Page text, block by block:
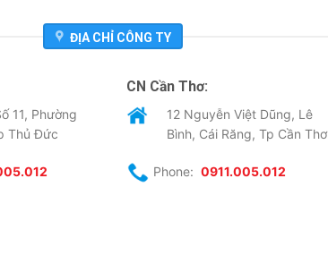
ĐỊA CHỈ CÔNG TY
11, Phường
Thủ Đức
CN Cần Thơ:
12 Nguyễn Việt Dũng, Lê
Bình, Cái Răng, Tp Cần Thơ
Phone: 0911.005.012